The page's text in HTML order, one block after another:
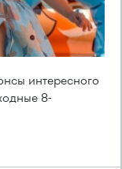
интересного
8-